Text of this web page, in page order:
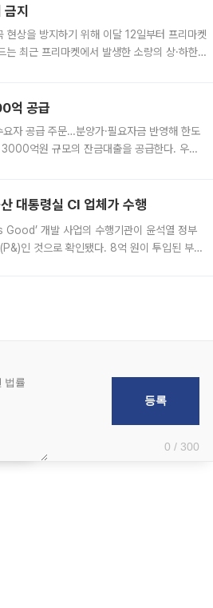
지
현상을 방지하기 위해 이달 12일부터 프리마켓
최근 프리마켓에서 발생한 소량의 상·하한
억 공급
자 공급 주문…분양가·필요자금 반영해 한도
억원 규모의 잔금대출을 공급한다. 우리
대통령실 CI 업체가 수행
개발 사업의 수행기관이 윤석열 정부
인 것으로 확인됐다. 8억 원이 투입된 부산
0 / 300